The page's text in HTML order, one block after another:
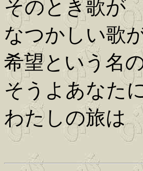
そのとき歌が
なつかしい歌
希望という名
そうよあなた
わたしの旅は